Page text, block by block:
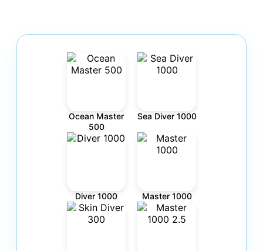
Ocean Master
500
Sea Diver 1000
Diver 1000 Master 1000